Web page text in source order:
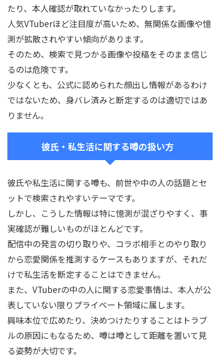
たり、本人確認が取れていなかったりします。
人気VTuberほど注目度が高いため、無関係な画像や憶
測が拡散されやすい傾向があります。
そのため、検索で見つかる画像や投稿をそのまま信じ
るのは危険です。
少なくとも、公式に認められた顔出し情報があるわけ
ではないため、身バレ済みと断定するのは適切ではあ
りません。
彼氏・私生活に関する噂の扱い方
彼氏や私生活に関する噂も、前世や中の人の話題とセ
ットで検索されやすいテーマです。
しかし、こうした情報は特に憶測が混ざりやすく、事
実確認が難しいものがほとんどです。
配信中の発言の切り取りや、コラボ相手とのやり取り
から恋愛関係を推測するケースもありますが、それだ
けで私生活を断定することはできません。
また、VTuberの中の人に関する恋愛事情は、本人が公
表していない限りプライベート領域に属します。
興味本位で広めたり、決めつけたりすることはトラブ
ルの原因にもなるため、噂は噂として距離を置いて見
る姿勢が大切です。